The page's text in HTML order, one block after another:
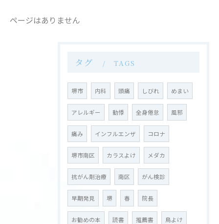
ページはありません
タグ TAGS
堺市 内科 頭痛 しびれ めまい
アレルギー 動悸 全身倦怠 風邪
痛み インフルエンザ コロナ
堺市南区 カラスよけ メダカ
抗がん剤治療 南区 がん検診
早期発見 堺 春 院長
お勧めの本 読書 推薦書 鳥よけ